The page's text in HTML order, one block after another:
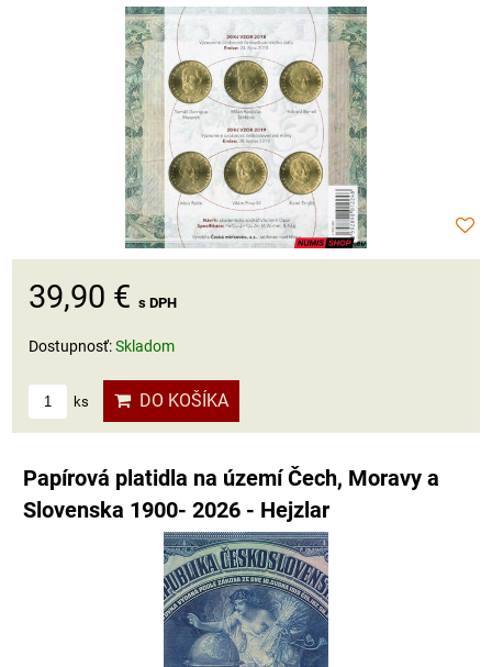
39,90 € s DPH
Dostupnosť:Skladom
ks DO KOŠÍKA
Papírová platidla na území Čech, Moravy a
Slovenska 1900- 2026 - Hejzlar